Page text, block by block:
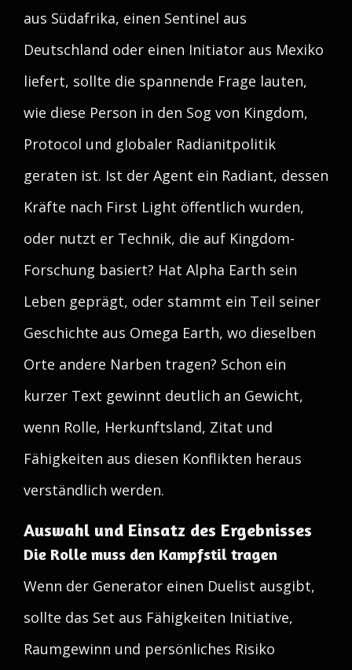
aus Südafrika, einen Sentinel aus
Deutschland oder einen Initiator aus Mexiko
liefert, sollte die spannende Frage lauten,
wie diese Person in den Sog von Kingdom,
Protocol und globaler Radianitpolitik
geraten ist. Ist der Agent ein Radiant, dessen
Kräfte nach First Light öffentlich wurden,
oder nutzt er Technik, die auf Kingdom-
Forschung basiert? Hat Alpha Earth sein
Leben geprägt, oder stammt ein Teil seiner
Geschichte aus Omega Earth, wo dieselben
Orte andere Narben tragen? Schon ein
kurzer Text gewinnt deutlich an Gewicht,
wenn Rolle, Herkunftsland, Zitat und
Fähigkeiten aus diesen Konflikten heraus
verständlich werden.
Auswahl und Einsatz des Ergebnisses
Die Rolle muss den Kampfstil tragen
Wenn der Generator einen Duelist ausgibt,
sollte das Set aus Fähigkeiten Initiative,
Raumgewinn und persönliches Risiko